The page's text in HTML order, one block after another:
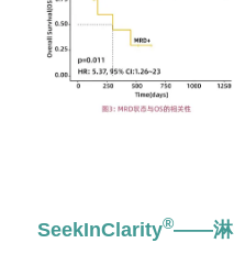
SeekInClarity®——淋